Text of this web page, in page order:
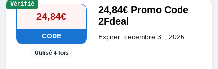
24,84€
CODE
Utilisé 4 fois
24,84€ Promo Code
2Fdeal
Expirer: décembre 31, 2026
Vérifié